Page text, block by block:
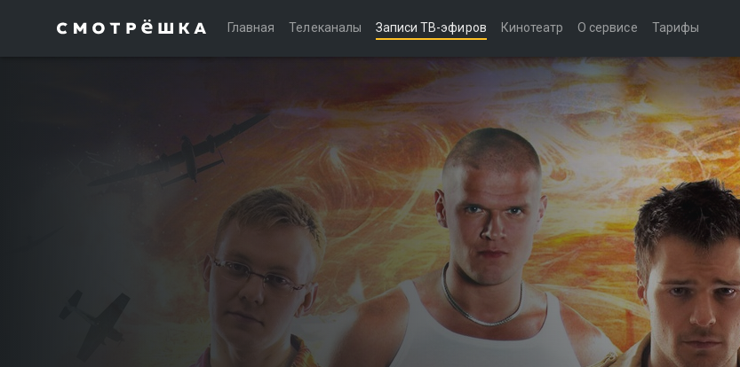
Главная Телеканалы Записи ТВ-эфиров Кинотеатр О сервисе Тарифы